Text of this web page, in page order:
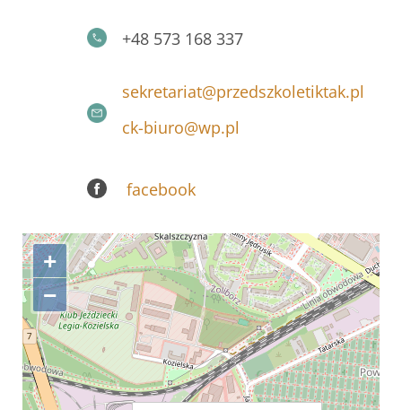
Standardy Ochrony Małoletnich
Kontakt
+48 573 168 337
sekretariat@przedszkoletiktak.pl
ck-biuro@wp.pl
facebook
+
−